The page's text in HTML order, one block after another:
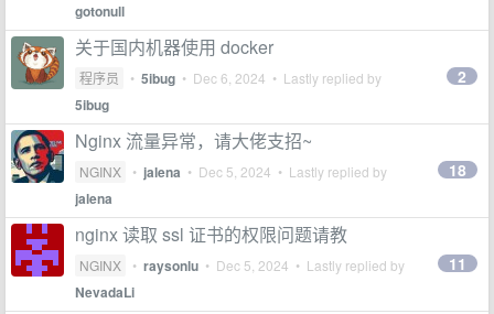
gotonull
关于国内机器使用 docker
程序员 • 5ibug • Dec 6, 2024 • Lastly replied by
5ibug
2
Nginx 流量异常，请大佬支招~
NGINX • jalena • Dec 5, 2024 • Lastly replied by
jalena
18
nginx 读取 ssl 证书的权限问题请教
NGINX • raysonlu • Dec 5, 2024 • Lastly replied by
NevadaLi
11